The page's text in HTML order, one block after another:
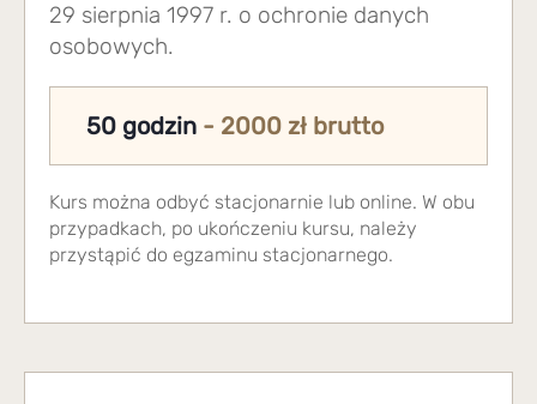
29 sierpnia 1997 r. o ochronie danych
osobowych.
50 godzin - 2000 zł brutto
Kurs można odbyć stacjonarnie lub online. W obu
przypadkach, po ukończeniu kursu, należy
przystąpić do egzaminu stacjonarnego.